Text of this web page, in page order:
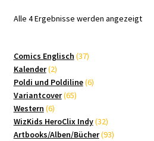
Alle 4 Ergebnisse werden angezeigtNach
Comics Englisch 3737
Kalender 22
Produkte
Poldi und Poldiline 66
Variantcover 6565
Western 66
Produkte
WizKids HeroClix Indy 3232
Produkte
Artbooks/Alben/Bücher 9393